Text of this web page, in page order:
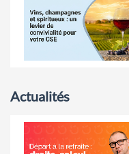
Actualités